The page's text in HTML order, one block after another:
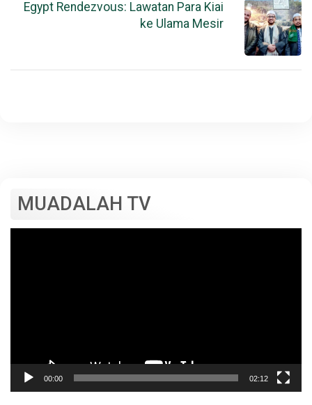
Egypt Rendezvous: Lawatan Para Kiai
ke Ulama Mesir
MUADALAH TV
00:00 02:12